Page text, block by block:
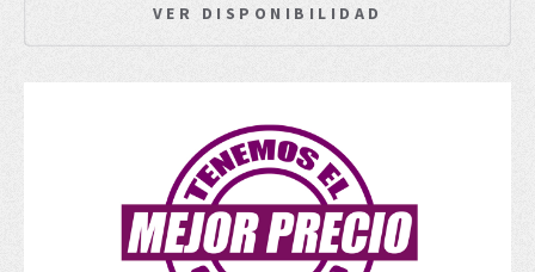
VER DISPONIBILIDAD